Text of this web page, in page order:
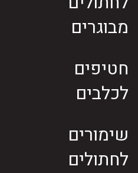
מבוגרים
חטיפים
לכלבים
שימורים
לחתולים